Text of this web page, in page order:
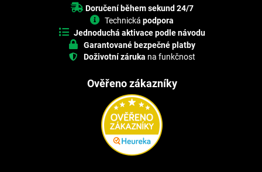
Doručení během sekund 24/7
Technickápodpora
Jednoduchá aktivace podle návodu
Garantované bezpečné platby
Doživotní záruka na funkčnost
Ověřeno zákazníky